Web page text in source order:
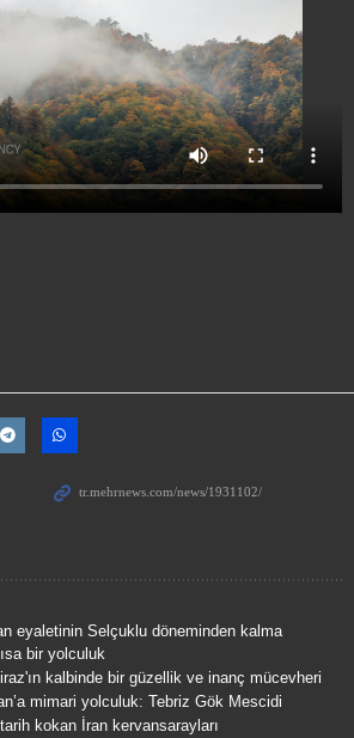
eyaletinin Selçuklu döneminden kalma
bir yolculuk
kalbinde bir güzellik ve inanç mücevheri
mimari yolculuk: Tebriz Gök Mescidi
kokan İran kervansarayları